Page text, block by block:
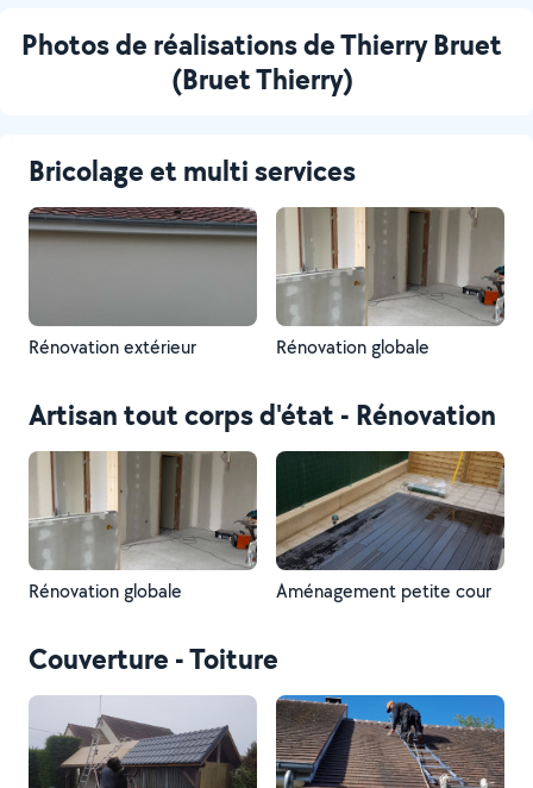
Photos de réalisations de Thierry Bruet
(Bruet Thierry)
Bricolage et multi services
Rénovation extérieur Rénovation globale
Artisan tout corps d'état - Rénovation
Rénovation globale Aménagement petite cour
Couverture - Toiture